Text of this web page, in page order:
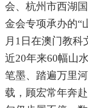
会、杭州市西湖
金会专项承办的“
月1日在澳门教科
近20年来60幅山
笔墨、踏遍万里
载，顾宏常年奔